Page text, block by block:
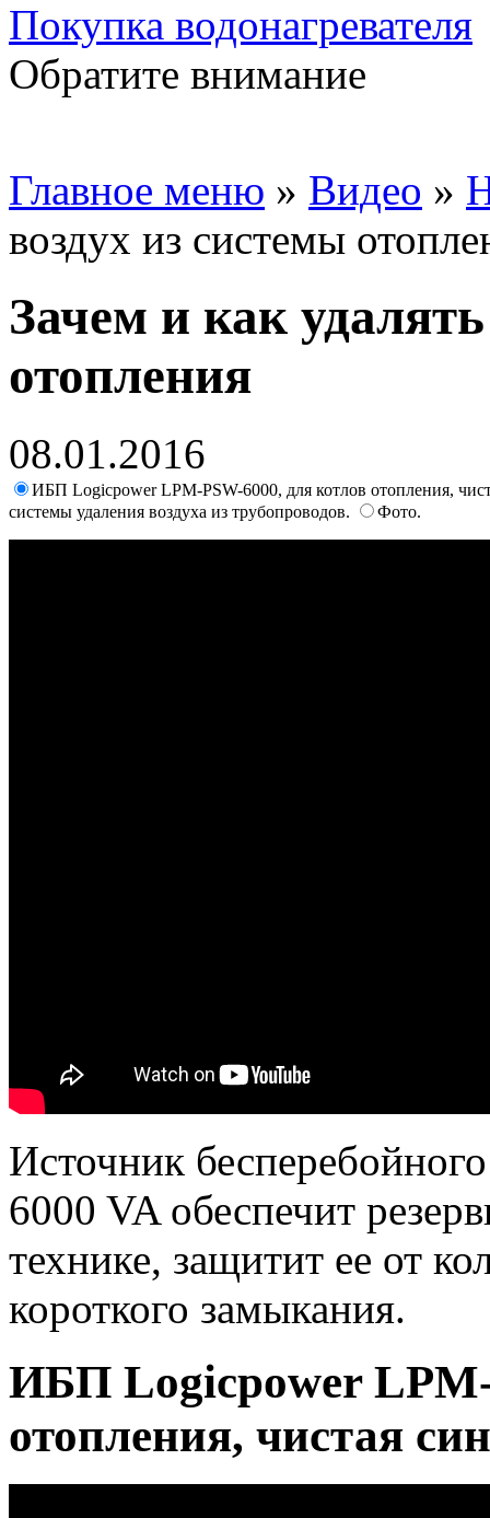
Покупка водонагревателя
Обратите внимание
Главное меню » Видео »
воздух из системы
Зачем и как
отопления
08.01.2016
ИБП Logicpower LPM-PSW-6000, для котлов отопления,
системы удаления воздуха из трубопроводов.
Фото.
Источник
6000 VA обеспечит
технике, защитит ее от
короткого замыкания.
ИБП Logicpower LPM-
отопления, чистая